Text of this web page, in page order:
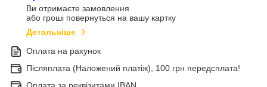
Ви отримаєте замовлення
або гроші повернуться на вашу картку
Детальніше
Оплата на рахунок
Післяплата (Наложений платіж), 100 грн передсплата!